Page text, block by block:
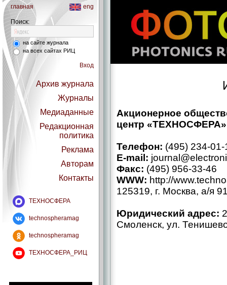
главная eng
Поиск:
на сайте журнала
на всех сайтах РИЦ
Вход
Архив журнала
Журналы
Медиаданные
Редакционная
политика
Реклама
Авторам
Контакты
ТЕХНОСФЕРА
technospheramag
technospheramag
ТЕХНОСФЕРА_РИЦ
Акционерное
центр «ТЕХНОСФЕРА»
Телефон: (495) 234-01-
E-mail:
Факс: (495) 956-33-46
WWW: http://
125319, г. Москва, а/я
Юридический адрес:
Смоленск, ул.